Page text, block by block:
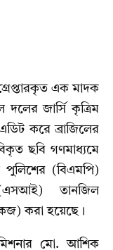
এক মাদক
দলের জার্সি কৃত্রিম
করে ব্রাজিলের
ছবি গণমাধ্যমে
পুলিশের (বিএমপি)
তানজিল
করা হয়েছে।
মো. আশিক